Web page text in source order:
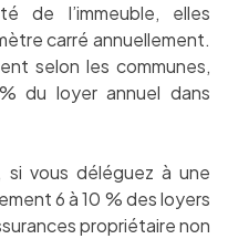
de l’immeuble, elles
carré annuellement.
selon les communes,
du loyer annuel dans
vous déléguez à une
6 à 10 % des loyers
propriétaire non